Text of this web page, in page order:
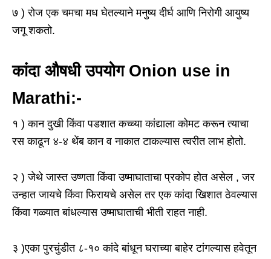
७ ) रोज एक चमचा मध घेतल्याने मनुष्य दीर्घ आणि निरोगी आयुष्य
जगू शकतो.
कांदा औषधी उपयोग Onion use in
Marathi:-
१ ) कान दुखी किंवा पडशात कच्च्या कांद्याला कोमट करून त्याचा
रस काढून ४-४ थेंब कान व नाकात टाकल्यास त्वरीत लाभ होतो.
२ ) जेथे जास्त उष्णता किंवा उष्माघाताचा प्रकोप होत असेल , जर
उन्हात जायचे किंवा फिरायचे असेल तर एक कांदा खिशात ठेवल्यास
किंवा गळ्यात बांधल्यास उष्माघाताची भीती राहत नाही.
३ )एका पुरचुंडीत ८-१० कांदे बांधून घराच्या बाहेर टांगल्यास हवेतून